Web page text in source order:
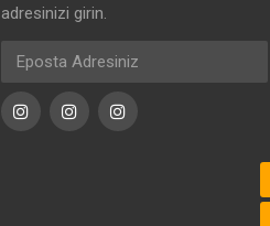
adresinizi girin.
InstagramInstagramInstagram